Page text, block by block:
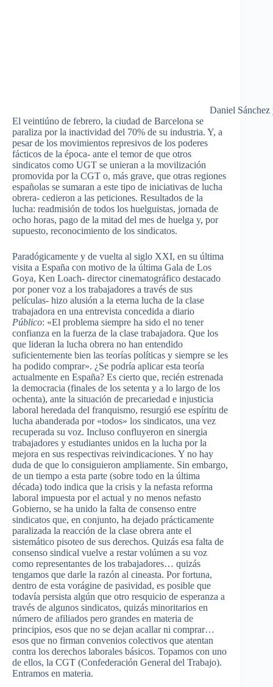
Daniel
El veintiúno de febrero, la ciudad de Barcelona se
paraliza por la inactividad del 70% de su industria. Y, a
pesar de los movimientos represivos de los poderes
fácticos de la época- ante el temor de que otros
sindicatos como UGT se unieran a la movilización
promovida por la CGT o, más grave, que otras regiones
españolas se sumaran a este tipo de iniciativas de lucha
obrera- cedieron a las peticiones. Resultados de la
lucha: readmisión de todos los huelguistas, jornada de
ocho horas, pago de la mitad del mes de huelga y, por
supuesto, reconocimiento de los sindicatos.
Paradógicamente y de vuelta al siglo XXI, en su última
visita a España con motivo de la última Gala de Los
Goya, Ken Loach- director cinematográfico destacado
por poner voz a los trabajadores a través de sus
películas- hizo alusión a la eterna lucha de la clase
trabajadora en una entrevista concedida a diario
Público: «El problema siempre ha sido el no tener
confianza en la fuerza de la clase trabajadora. Que los
que lideran la lucha obrera no han entendido
suficientemente bien las teorías políticas y siempre se les
ha podido comprar». ¿Se podría aplicar esta teoría
actualmente en España? Es cierto que, recién estrenada
la democracia (finales de los setenta y a lo largo de los
ochenta), ante la situación de precariedad e injusticia
laboral heredada del franquismo, resurgió ese espíritu de
lucha abanderada por «todos» los sindicatos, una vez
recuperada su voz. Incluso confluyeron en sinergia
trabajadores y estudiantes unidos en la lucha por la
mejora en sus respectivas reivindicaciones. Y no hay
duda de que lo consiguieron ampliamente. Sin embargo,
de un tiempo a esta parte (sobre todo en la última
década) todo indica que la crisis y la nefasta reforma
laboral impuesta por el actual y no menos nefasto
Gobierno, se ha unido la falta de consenso entre
sindicatos que, en conjunto, ha dejado prácticamente
paralizada la reacción de la clase obrera ante el
sistemático pisoteo de sus derechos. Quizás esa falta de
consenso sindical vuelve a restar volúmen a su voz
como representantes de los trabajadores… quizás
tengamos que darle la razón al cineasta. Por fortuna,
dentro de esta vorágine de pasividad, es posible que
todavía persista algún que otro resquicio de esperanza a
través de algunos sindicatos, quizás minoritarios en
número de afiliados pero grandes en materia de
principios, esos que no se dejan acallar ni comprar…
esos que no firman convenios colectivos que atentan
contra los derechos laborales básicos. Topamos con uno
de ellos, la CGT (Confederación General del Trabajo).
Entramos en materia.